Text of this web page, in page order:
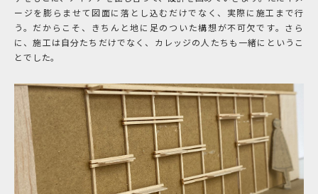
ージを膨らませて図面に落とし込むだけでなく、実際に施工まで行
う。だからこそ、きちんと地に足のついた構想が不可欠です。さら
に、施工は自分たちだけでなく、カレッジの人たちも一緒にというこ
とでした。